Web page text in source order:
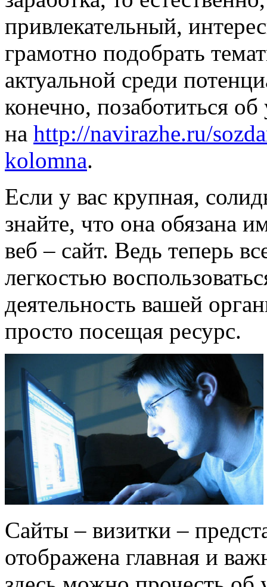
привлекательный,
грамотно подобрать
актуальной среди
конечно, позаботиться
на http://navirazhe.ru/
kolomna.
Если у вас крупная,
знайте, что она обязана
веб – сайт. Ведь теперь
легкостью
деятельность вашей
просто посещая ресурс.
Сайты – визитки –
отображена главная и